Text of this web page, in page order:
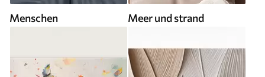
Menschen Meer und strand